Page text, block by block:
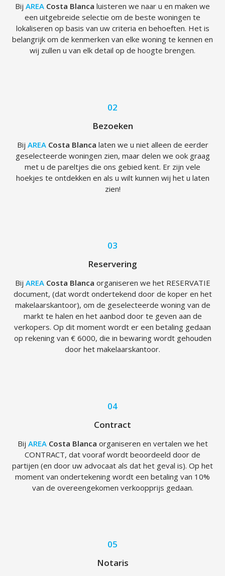
Bij AREA Costa Blanca luisteren we naar u en maken we
een uitgebreide selectie om de beste woningen te
lokaliseren op basis van uw criteria en behoeften. Het is
belangrijk om de kenmerken van elke woning te kennen en
wij zullen u van elk detail op de hoogte brengen.
02
Bezoeken
Bij AREACosta Blanca laten we u niet alleen de eerder
geselecteerde woningen zien, maar delen we ook graag
met u de pareltjes die ons gebied kent. Er zijn vele
hoekjes te ontdekken en als u wilt kunnen wij het u laten
zien!
03
Reservering
Bij AREACosta Blanca organiseren we het RESERVATIE
document, (dat wordt ondertekend door de koper en het
makelaarskantoor), om de geselecteerde woning van de
markt te halen en het aanbod door te geven aan de
verkopers. Op dit moment wordt er een betaling gedaan
op rekening van € 6000, die in bewaring wordt gehouden
door het makelaarskantoor.
04
Contract
Bij AREACosta Blanca organiseren en vertalen we het
CONTRACT, dat vooraf wordt beoordeeld door de
partijen (en door uw advocaat als dat het geval is). Op het
moment van ondertekening wordt een betaling van 10%
van de overeengekomen verkoopprijs gedaan.
05
Notaris